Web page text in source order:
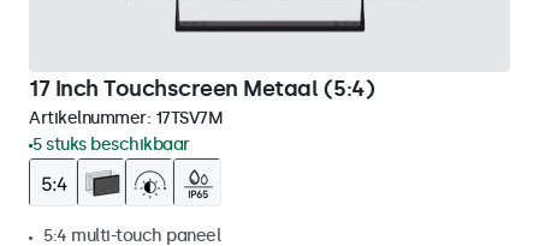
17 Inch Touchscreen Metaal (5:4)
Artikelnummer: 17TSV7M
5 stuks beschikbaar
5:4 multi-touch paneel